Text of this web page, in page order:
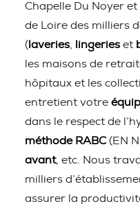
Chapelle Du Noyer
de Loire des milliers
( laveries lingeries et
les maisons de
hôpitaux et les
entretient votre
dans le respect de
méthode RABC(EN
avant, etc. Nous
milliers
assurer la